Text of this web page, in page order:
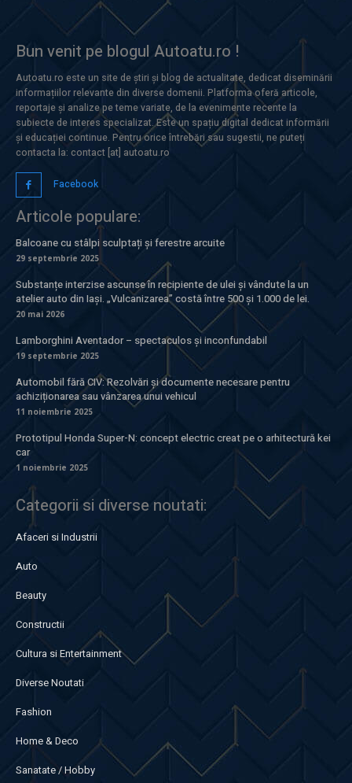
Bun venit pe blogul Autoatu.ro !
Autoatu.ro este un site de știri și blog de actualitate, dedicat diseminării
informațiilor relevante din diverse domenii. Platforma oferă articole,
reportaje și analize pe teme variate, de la evenimente recente la
subiecte de interes specializat. Este un spațiu digital dedicat informării
și educației continue. Pentru orice întrebări sau sugestii, ne puteți
contacta la: contact [at] autoatu.ro
Facebook
Articole populare:
Balcoane cu stâlpi sculptați și ferestre arcuite
29 septembrie 2025
Substanțe interzise ascunse în recipiente de ulei și vândute la un
atelier auto din Iași. „Vulcanizarea” costă între 500 și 1.000 de lei.
20 mai 2026
Lamborghini Aventador – spectaculos și inconfundabil
19 septembrie 2025
Automobil fără CIV: Rezolvări și documente necesare pentru
achiziționarea sau vânzarea unui vehicul
11 noiembrie 2025
Prototipul Honda Super-N: concept electric creat pe o arhitectură kei
car
1 noiembrie 2025
Categorii si diverse noutati:
Afaceri si Industrii
Auto
Beauty
Constructii
Cultura si Entertainment
Diverse Noutati
Fashion
Home & Deco
Sanatate / Hobby